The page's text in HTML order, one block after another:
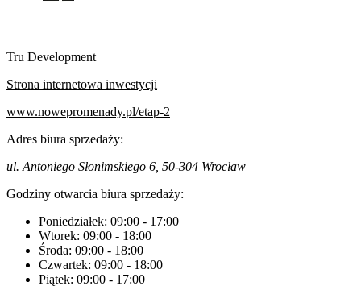
Tru Development
Strona internetowa inwestycji
www.nowepromenady.pl/etap-2
Adres biura sprzedaży:
ul. Antoniego Słonimskiego 6, 50-304 Wrocław
Godziny otwarcia biura sprzedaży:
Poniedziałek: 09:00 - 17:00
Wtorek: 09:00 - 18:00
Środa: 09:00 - 18:00
Czwartek: 09:00 - 18:00
Piątek: 09:00 - 17:00